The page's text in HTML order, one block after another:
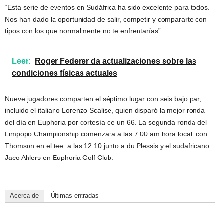
“Esta serie de eventos en Sudáfrica ha sido excelente para todos.
Nos han dado la oportunidad de salir, competir y compararte con
tipos con los que normalmente no te enfrentarías”.
Leer:
Roger Federer da actualizaciones sobre las
condiciones físicas actuales
Nueve jugadores comparten el séptimo lugar con seis bajo par,
incluido el italiano Lorenzo Scalise, quien disparó la mejor ronda
del día en Euphoria por cortesía de un 66. La segunda ronda del
Limpopo Championship comenzará a las 7:00 am hora local, con
Thomson en el tee. a las 12:10 junto a du Plessis y el sudafricano
Jaco Ahlers en Euphoria Golf Club.
Acerca de Últimas entradas